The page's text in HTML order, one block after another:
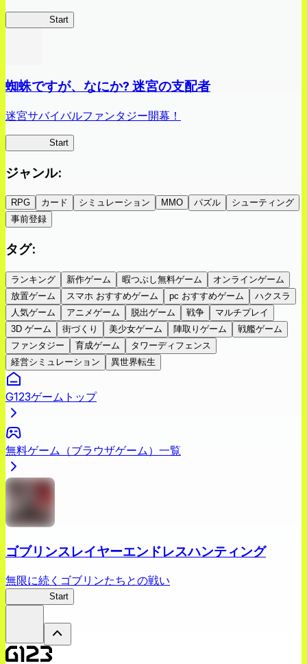
Start
蜘蛛ですが、なにか? 迷宮の支配者
迷宮サバイバルファンタジー開幕！
Start
ジャンル:
RPG カード シミュレーション MMO パズル
シューティング
事前登録
タグ:
ランキング 新作ゲーム 暇つぶし無料ゲーム
オンラインゲーム
放置ゲーム
スマホ おすすめゲーム pc おすすめゲーム
ハクスラ
人気ゲーム
アニメゲーム 脱出ゲーム 戦争
マルチプレイ
3D ゲーム
街づくり 美少女ゲーム 陣取りゲーム
戦艦ゲーム
ファンタジー
育成ゲーム
タワーディフェンス
経営シミュレーション
異世界転生
G123ゲームトップ
無料ゲーム（ブラウザゲーム）一覧
ゴブリンスレイヤーエンドレスハンティング
無限に続くゴブリンたちとの戦い
Start